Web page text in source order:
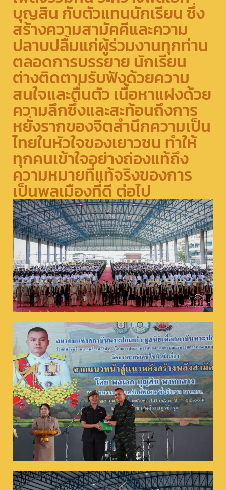
บุญสิน กับตัวแทนนักเรียน ซึ่ง
สร้างความสามัคคีและความ
ปลาบปลื้มแก่ผู้ร่วมงานทุกท่าน
ตลอดการบรรยาย นักเรียน
ต่างติดตามรับฟังด้วยความ
สนใจและตื่นตัว เนื้อหาแฝงด้วย
ความลึกซึ้งและสะท้อนถึงการ
หยั่งรากของจิตสำนึกความเป็น
ไทยในหัวใจของเยาวชน ทำให้
ทุกคนเข้าใจอย่างถ่องแท้ถึง
ความหมายที่แท้จริงของการ
เป็นพลเมืองที่ดี ต่อไป